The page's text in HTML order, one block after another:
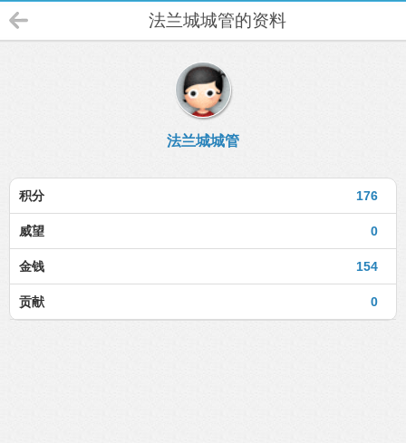
法兰城城管的资料
法兰城城管
176
积分
0
威望
154
金钱
0
贡献